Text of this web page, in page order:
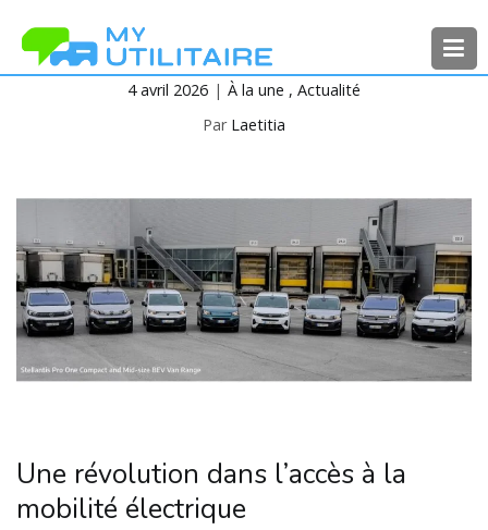
contenu
Toute l’actualité des véhicules
4 avril 2026 À la une
Actualité
Par Laetitia
Une révolution dans l’accès à la
mobilité électrique